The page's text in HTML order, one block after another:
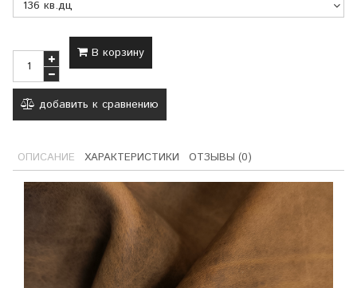
В корзину
добавить к сравнению
ОПИСАНИЕ ХАРАКТЕРИСТИКИ ОТЗЫВЫ (0)